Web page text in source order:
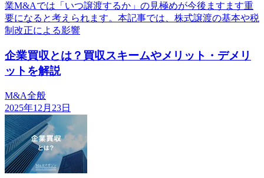
業M&Aでは「いつ譲渡するか」の見極めが今後ますます重
要になると考えられます。本記事では、株式譲渡の基本や税
制改正による影響
企業買収とは？買収スキームやメリット・デメリ
ットを解説
M&A全般
2025年12月23日